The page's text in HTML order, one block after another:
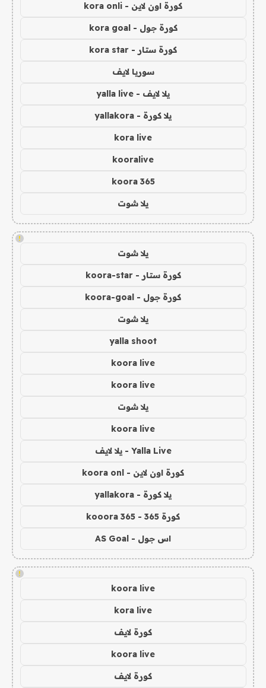
كورة اون لاين - kora onli
كورة جول - kora goal
كورة ستار - kora star
سوريا لايف
يلا لايف - yalla live
يلا كورة - yallakora
kora live
kooralive
koora 365
يلا شوت
!
يلا شوت
كورة ستار - koora-star
كورة جول - koora-goal
يلا شوت
yalla shoot
koora live
koora live
يلا شوت
koora live
Yalla Live - يلا لايف
كورة اون لاين - koora onl
يلا كورة - yallakora
كورة 365 - kooora 365
اس جول - AS Goal
!
koora live
kora live
كورة لايف
koora live
كورة لايف